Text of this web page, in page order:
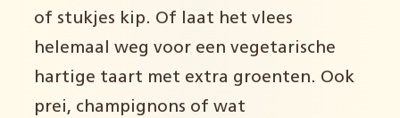
of stukjes kip. Of laat het vlees
helemaal weg voor een vegetarische
hartige taart met extra groenten. Ook
prei, champignons of wat